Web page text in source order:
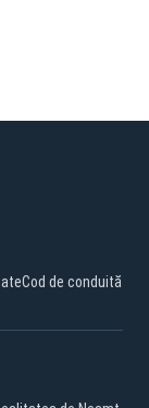
Cod de conduită